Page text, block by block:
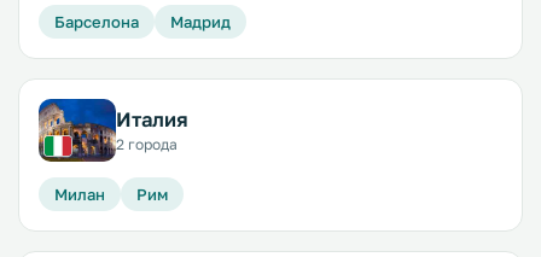
Барселона Мадрид
Италия
2 города
Милан Рим